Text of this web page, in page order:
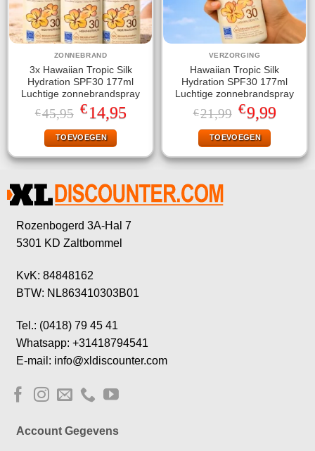
ZONNEBRAND
3x Hawaiian Tropic Silk
Hydration SPF30 177ml
Luchtige zonnebrandspray
€45,95 Oorspronkelijke
prijs
was:
€45,95.
€14,95Huidige
prijs
TOEVOEGEN
VERZORGING
Hawaiian Tropic Silk
Hydration SPF30 177ml
Luchtige zonnebrandspray
€21,99 Oorspronkelijke
prijs
was:
€21,99.
€9,99Huidige
prijs
TOEVOEGEN
Rozenbogerd 3A-Hal 7
5301 KD Zaltbommel
KvK: 84848162
BTW: NL863410303B01
Tel.: (0418) 79 45 41
Whatsapp: +31418794541
E-mail: info@xldiscounter.com
Account Gegevens